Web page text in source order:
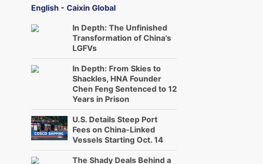
English - Caixin Global
In Depth: The Unfinished
Transformation of China’s
LGFVs
In Depth: From Skies to
Shackles, HNA Founder
Chen Feng Sentenced to 12
Years in Prison
U.S. Details Steep Port
Fees on China-Linked
Vessels Starting Oct. 14
The Shady Deals Behind a